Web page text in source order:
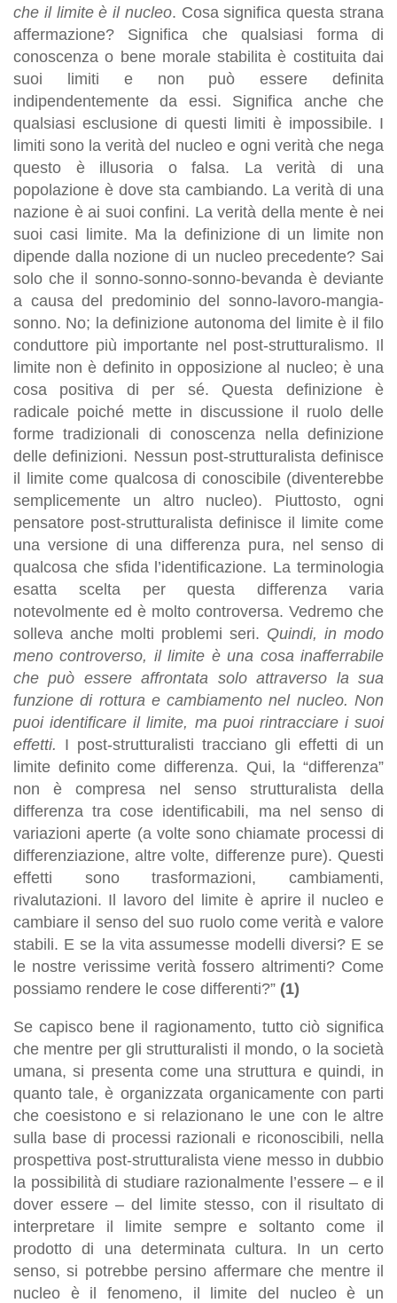
che il limite è il nucleo. Cosa significa questa strana
affermazione? Significa che qualsiasi forma di
conoscenza o bene morale stabilita è costituita dai
suoi limiti e non può essere definita
indipendentemente da essi. Significa anche che
qualsiasi esclusione di questi limiti è impossibile. I
limiti sono la verità del nucleo e ogni verità che nega
questo è illusoria o falsa. La verità di una
popolazione è dove sta cambiando. La verità di una
nazione è ai suoi confini. La verità della mente è nei
suoi casi limite. Ma la definizione di un limite non
dipende dalla nozione di un nucleo precedente? Sai
solo che il sonno-sonno-sonno-bevanda è deviante
a causa del predominio del sonno-lavoro-mangia-
sonno. No; la definizione autonoma del limite è il filo
conduttore più importante nel post-strutturalismo. Il
limite non è definito in opposizione al nucleo; è una
cosa positiva di per sé. Questa definizione è
radicale poiché mette in discussione il ruolo delle
forme tradizionali di conoscenza nella definizione
delle definizioni. Nessun post-strutturalista definisce
il limite come qualcosa di conoscibile (diventerebbe
semplicemente un altro nucleo). Piuttosto, ogni
pensatore post-strutturalista definisce il limite come
una versione di una differenza pura, nel senso di
qualcosa che sfida l’identificazione. La terminologia
esatta scelta per questa differenza varia
notevolmente ed è molto controversa. Vedremo che
solleva anche molti problemi seri. Quindi, in modo
meno controverso, il limite è una cosa inafferrabile
che può essere affrontata solo attraverso la sua
funzione di rottura e cambiamento nel nucleo. Non
puoi identificare il limite, ma puoi rintracciare i suoi
effetti. I post-strutturalisti tracciano gli effetti di un
limite definito come differenza. Qui, la “differenza”
non è compresa nel senso strutturalista della
differenza tra cose identificabili, ma nel senso di
variazioni aperte (a volte sono chiamate processi di
differenziazione, altre volte, differenze pure). Questi
effetti sono trasformazioni, cambiamenti,
rivalutazioni. Il lavoro del limite è aprire il nucleo e
cambiare il senso del suo ruolo come verità e valore
stabili. E se la vita assumesse modelli diversi? E se
le nostre verissime verità fossero altrimenti? Come
possiamo rendere le cose differenti?” (1)
Se capisco bene il ragionamento, tutto ciò significa
che mentre per gli strutturalisti il mondo, o la società
umana, si presenta come una struttura e quindi, in
quanto tale, è organizzata organicamente con parti
che coesistono e si relazionano le une con le altre
sulla base di processi razionali e riconoscibili, nella
prospettiva post-strutturalista viene messo in dubbio
la possibilità di studiare razionalmente l’essere – e il
dover essere – del limite stesso, con il risultato di
interpretare il limite sempre e soltanto come il
prodotto di una determinata cultura. In un certo
senso, si potrebbe persino affermare che mentre il
nucleo è il fenomeno, il limite del nucleo è un